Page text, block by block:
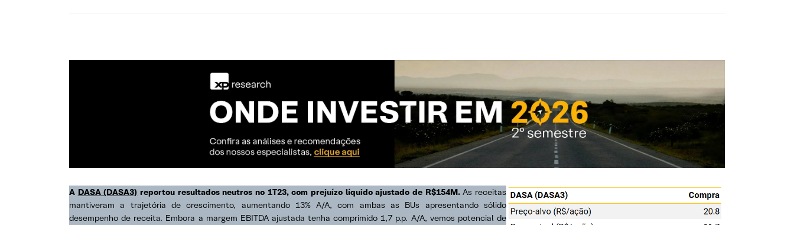
A DASA (DASA3) reportou resultados neutros no 1T23, com prejuízo líquido ajustado de R$154M. As receitas
mantiveram a trajetória de crescimento, aumentando 13% A/A, com ambas as BUs apresentando sólido
desempenho de receita. Embora a margem EBITDA ajustada tenha comprimido 1,7 p.p. A/A, vemos potencial de